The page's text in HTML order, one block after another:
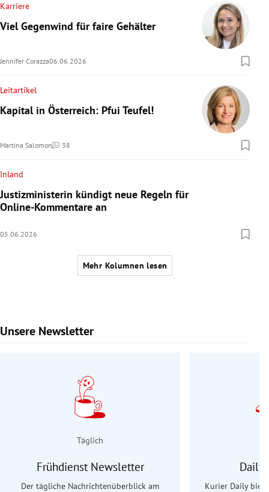
Karriere
Viel Gegenwind für faire Gehälter
Jennifer Corazza06.06.2026
Leitartikel
Kapital in Österreich: Pfui Teufel!
Martina Salomon 38
Kommentare
Inland
Justizministerin kündigt neue Regeln für
Online-Kommentare an
05.06.2026
Mehr Kolumnen lesen
Unsere Newsletter
Slide 1 von 9
Täglich
Frühdienst Newsletter
Der tägliche Nachrichtenüberblick am
Daily
Kurier Daily